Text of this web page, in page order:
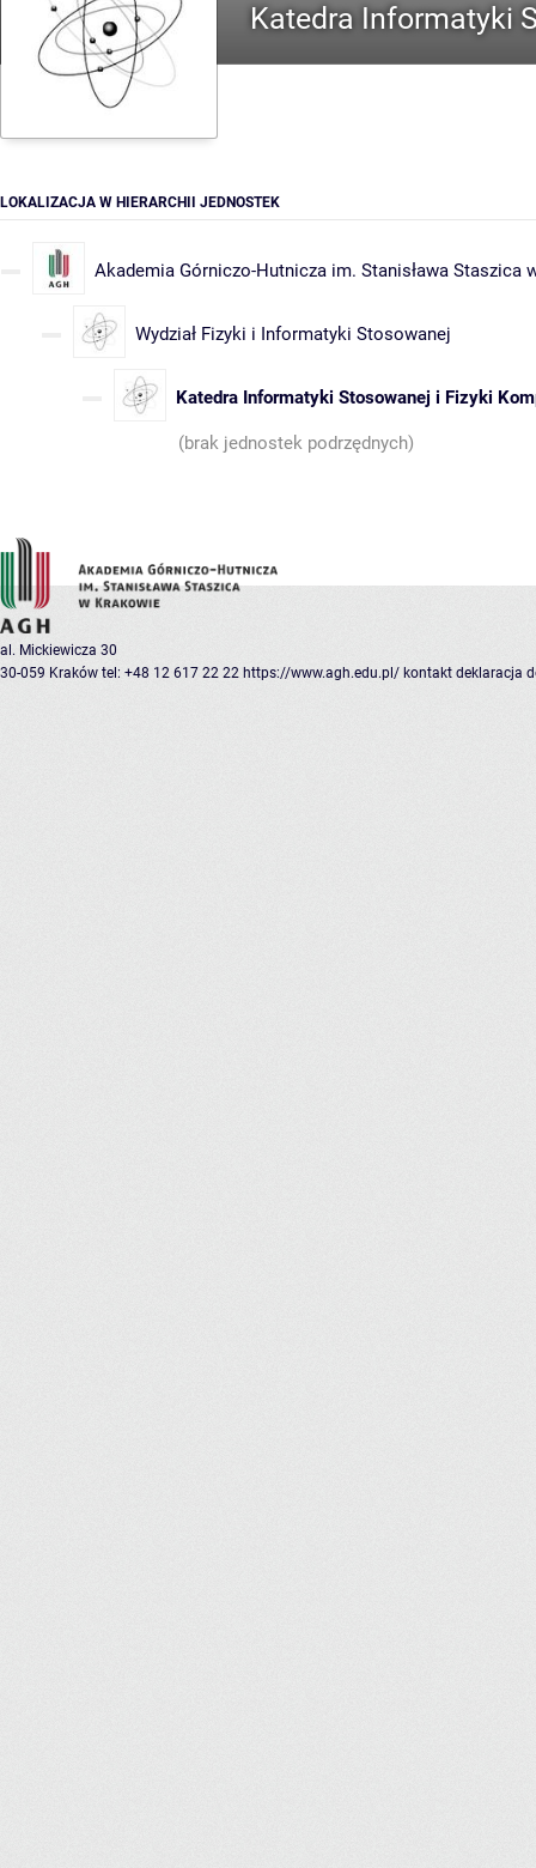
Katedra Informatyki
LOKALIZACJA W HIERARCHII JEDNOSTEK
Akademia Górniczo-Hutnicza im. Stanisława Staszica
Wydział Fizyki i Informatyki Stosowanej
Katedra Informatyki Stosowanej i Fizyki
(brak jednostek podrzędnych)
al. Mickiewicza 30
30-059 Kraków tel: +48 12 617 22 22 https://www.agh.edu.pl/ kontakt deklaracja